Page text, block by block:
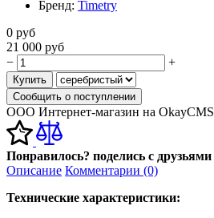
Бренд: Timetry
0 руб
21 000 руб
−
+
Купить
Сообщить о поступлении
ООО Интернет-магазин на OkayCMS
Понравилось? поделись с друзьями
Описание Комментарии (0)
Технические характеристики: